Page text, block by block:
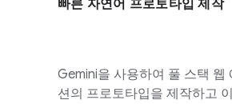
빠른 자연어 프로토타입 제작
Gemini을 사용하여 풀 스택 웹
션의 프로토타입을 제작하고